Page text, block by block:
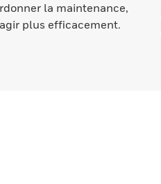
la maintenance,
plus efficacement.